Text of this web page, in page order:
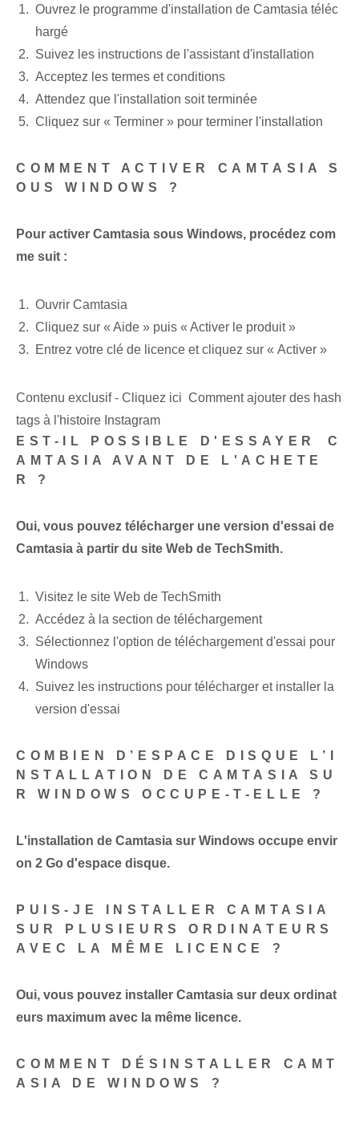
Ouvrez le programme d'installation de Camtasia téléc
hargé
Suivez les instructions de l'assistant d'installation
Acceptez les termes et conditions
Attendez que l'installation soit terminée
Cliquez sur « Terminer » pour terminer l'installation
COMMENT ACTIVER CAMTASIA S
OUS WINDOWS ?
Pour activer Camtasia sous Windows, procédez com
me suit :
Ouvrir Camtasia
Cliquez sur « Aide » puis « Activer le produit »
Entrez⁢ votre clé de licence et cliquez sur « Activer »
Contenu exclusif - Cliquez ici Comment ajouter des hash
tags à l'histoire Instagram
EST-IL POSSIBLE D'ESSAYER⁤ C
AMTASIA AVANT DE L'ACHETE
R ?
Oui, vous pouvez télécharger une version d'essai de
Camtasia à partir du site Web de TechSmith.
Visitez le site Web de TechSmith
Accédez à la section de téléchargement
Sélectionnez l'option de téléchargement d'essai pour
Windows
Suivez les instructions pour télécharger et installer la
version d'essai
COMBIEN D’ESPACE DISQUE L’I
NSTALLATION DE CAMTASIA SU
R WINDOWS OCCUPE-T-ELLE ?
L'installation de Camtasia sur Windows occupe envir
on 2 Go d'espace disque.
PUIS-JE INSTALLER CAMTASIA
SUR PLUSIEURS ORDINATEURS
AVEC LA MÊME LICENCE ?
Oui, vous pouvez installer Camtasia sur deux ordinat
eurs maximum avec la même licence.
COMMENT DÉSINSTALLER CAMT
ASIA DE WINDOWS ?